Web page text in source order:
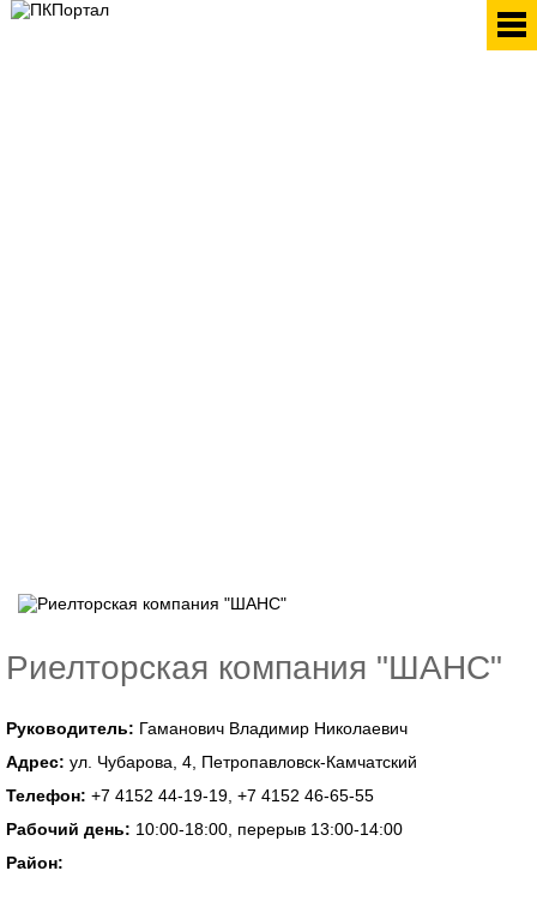
Риелторская компания "ШАНС"
Руководитель: Гаманович Владимир Николаевич
Адрес: ул. Чубарова, 4, Петропавловск-Камчатский
Телефон: +7 4152 44‑19-19, +7 4152 46‑65-55
Рабочий день: 10:00-18:00, перерыв 13:00-14:00
Район: